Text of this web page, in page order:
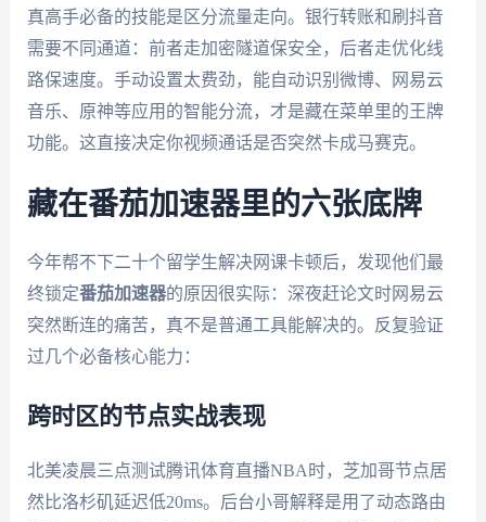
真高手必备的技能是区分流量走向。银行转账和刷抖音
需要不同通道：前者走加密隧道保安全，后者走优化线
路保速度。手动设置太费劲，能自动识别微博、网易云
音乐、原神等应用的智能分流，才是藏在菜单里的王牌
功能。这直接决定你视频通话是否突然卡成马赛克。
藏在番茄加速器里的六张底牌
今年帮不下二十个留学生解决网课卡顿后，发现他们最
终锁定番茄加速器的原因很实际：深夜赶论文时网易云
突然断连的痛苦，真不是普通工具能解决的。反复验证
过几个必备核心能力：
跨时区的节点实战表现
北美凌晨三点测试腾讯体育直播NBA时，芝加哥节点居
然比洛杉矶延迟低20ms。后台小哥解释是用了动态路由